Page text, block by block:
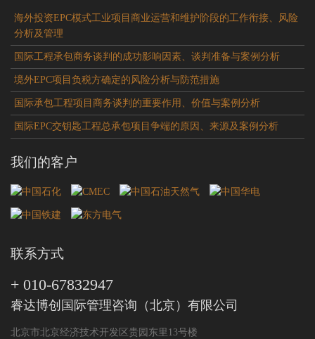
海外投资EPC模式工业项目商业运营和维护阶段的工作衔接、风险
分析及管理
国际工程承包商务谈判的成功影响因素、谈判准备与案例分析
境外EPC项目负税方确定的风险分析与防范措施
国际承包工程项目商务谈判的重要作用、价值与案例分析
国际EPC交钥匙工程总承包项目争端的原因、来源及案例分析
我们的客户
联系方式
+ 010-67832947
睿达博创国际管理咨询（北京）有限公司
北京市北京经济技术开发区贵园东里13号楼